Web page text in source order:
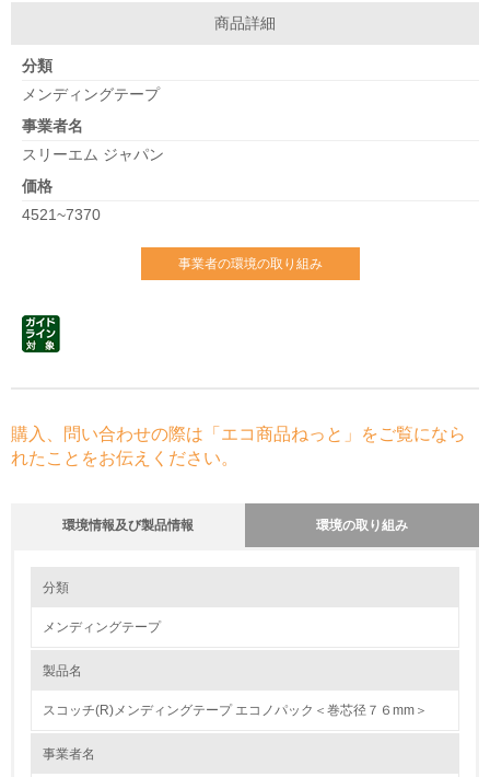
商品詳細
分類
メンディングテープ
事業者名
スリーエム ジャパン
価格
4521~7370
事業者の環境の取り組み
購入、問い合わせの際は「エコ商品ねっと」をご覧になら
れたことをお伝えください。
環境情報及び製品情報 環境の取り組み
1.環境取り組み体制
分類
メンディングテープ
製品名
スコッチ(R)メンディングテープ エコノパック＜巻芯径７６mm＞
事業者名